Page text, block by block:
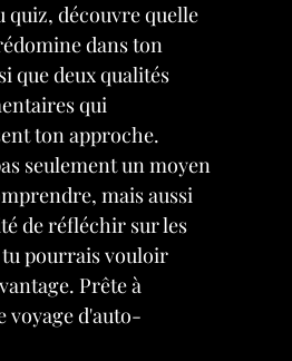
quiz, découvre quelle
dans ton
que deux qualités
qui
ton approche.
seulement un moyen
mais aussi
de réfléchir sur les
pourrais vouloir
Prête à
voyage d'auto-